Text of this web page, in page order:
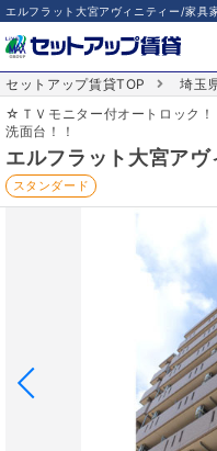
エルフラット大宮アヴィニティー/家具
セットアップ賃貸TOP 埼玉
☆ＴＶモニター付オートロック
洗面台！！
エルフラット大宮アヴ
スタンダード